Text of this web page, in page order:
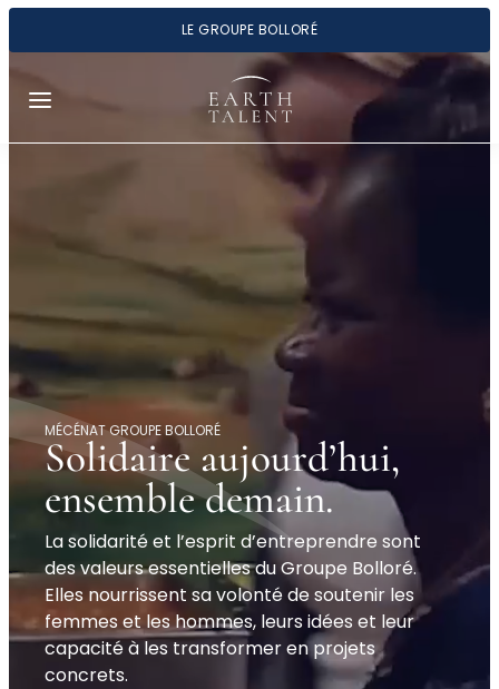
au
contenu
LE GROUPE BOLLORÉ
MÉCÉNAT GROUPE BOLLORÉ
Solidaireaujourd’hui,
ensembledemain.
La solidarité et l’esprit d’entreprendre sont
des valeurs essentielles du Groupe Bolloré.
Elles nourrissent sa volonté de soutenir les
femmes et les hommes, leurs idées et leur
capacité à les transformer en projets
concrets.
Panneau de gestion des cookies